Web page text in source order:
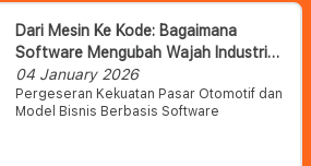
Dari Mesin Ke Kode: Bagaimana
Software Mengubah Wajah Industri
Otomotif Dan Daya Saing Pasar
04 January 2026
Pergeseran Kekuatan Pasar Otomotif dan
Model Bisnis Berbasis Software